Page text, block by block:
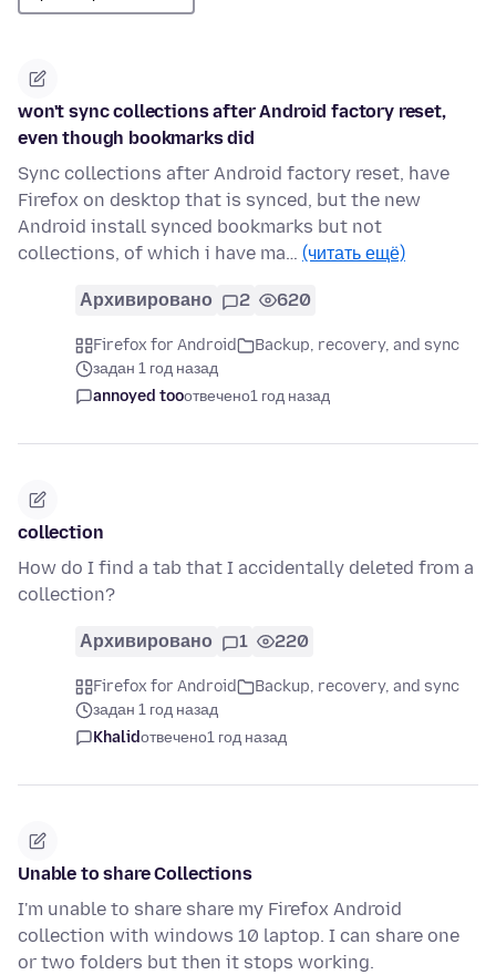
won't sync collections after Android factory reset,
even though bookmarks did
Sync collections after Android factory reset, have
Firefox on desktop that is synced, but the new
Android install synced bookmarks but not
collections, of which i have ma… (читать ещё)
Архивировано 2 620
Firefox for Android
Backup, recovery, and sync
задан 1 год назад
annoyed tooотвечено1 год назад
collection
How do I find a tab that I accidentally deleted from a
collection?
Архивировано 1 220
Firefox for Android
Backup, recovery, and sync
задан 1 год назад
Khalidотвечено1 год назад
Unable to share Collections
I'm unable to share share my Firefox Android
collection with windows 10 laptop. I can share one
or two folders but then it stops working.